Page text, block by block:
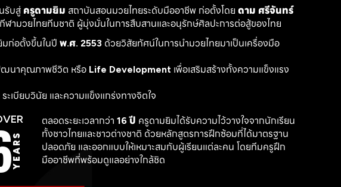
รับสู่ ครูดามยิม สถาบันสอนมวยไทยระดับมืออาชีพ ก่อตั้งโดย ดาม ศรีจันทร์
ามวยไทยทีมชาติ ผู้มุ่งมั่นในการสืบสานและอนุรักษ์ศิลปะการต่อสู้ของไทย
มก่อตั้งขึ้นในปี พ.ศ. 2553 ด้วยวิสัยทัศน์ในการนำมวยไทยมาเป็นเครื่องมือ
ฒนาคุณภาพชีวิต หรือ Life Development เพื่อเสริมสร้างทั้งความแข็งแรง
ระเบียบวินัย และความแข็งแกร่งทางจิตใจ
YEARS
ตลอดระยะเวลากว่า 16 ปี ครูดามยิมได้รับความไว้วางใจจากนักเรียน
ทั้งชาวไทยและชาวต่างชาติ ด้วยหลักสูตรการฝึกซ้อมที่ได้มาตรฐาน
ปลอดภัย และออกแบบให้เหมาะสมกับผู้เรียนแต่ละคน โดยทีมครูฝึก
มืออาชีพที่พร้อมดูแลอย่างใกล้ชิด